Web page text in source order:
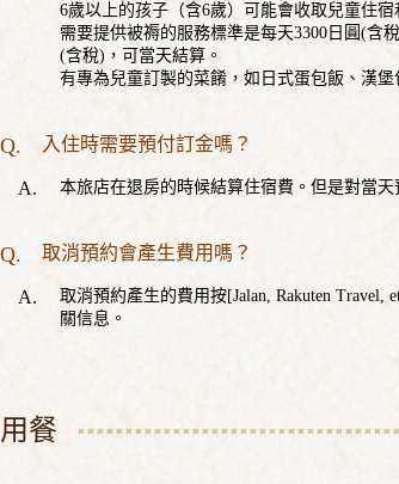
6歲以上的孩子（含6歲）可能會收取兒童住宿
需要提供被褥的服務標準是每天3300日圓(含
(含稅)，可當天結算。
有專為兒童訂製的菜餚，如日式蛋包飯、漢堡
入住時需要預付訂金嗎？
本旅店在退房的時候結算住宿費。但是對當
取消預約會產生費用嗎？
取消預約產生的費用按[Jalan, Rakuten
關信息。
用餐